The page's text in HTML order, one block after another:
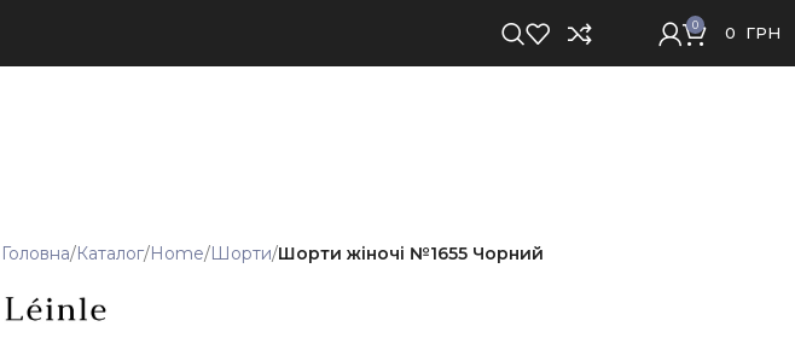
0 0 ГРН
Головна Каталог Home Шорти Шорти жіночі №1655 Чорний